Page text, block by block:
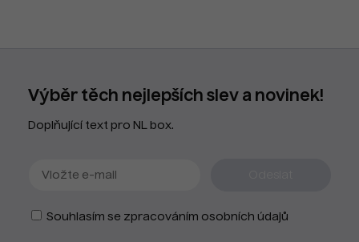
Výběr těch nejlepších slev a novinek!
Doplňující text pro NL box.
Souhlasím se zpracováním osobních údajů